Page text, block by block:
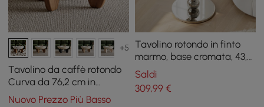
+5
Tavolino da caffè rotondo
Curva da 76,2 cm in
cemento noce con gambe
Nuovo Prezzo Più Basso
Tavolino rotondo in finto
marmo, base cromata, 43,7
cm, colore argento
Saldi
309,99€